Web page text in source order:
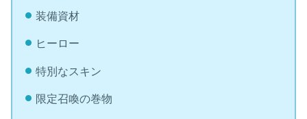
装備資材
ヒーロー
特別なスキン
限定召喚の巻物